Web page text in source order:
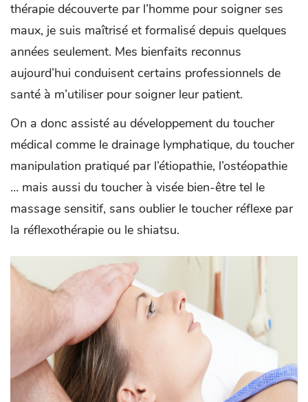
thérapie découverte par l’homme pour soigner ses
maux, je suis maîtrisé et formalisé depuis quelques
années seulement. Mes bienfaits reconnus
aujourd’hui conduisent certains professionnels de
santé à m’utiliser pour soigner leur patient.
On a donc assisté au développement du toucher
médical comme le drainage lymphatique, du toucher
manipulation pratiqué par l’étiopathie, l’ostéopathie
… mais aussi du toucher à visée bien-être tel le
massage sensitif, sans oublier le toucher réflexe par
la réflexothérapie ou le shiatsu.